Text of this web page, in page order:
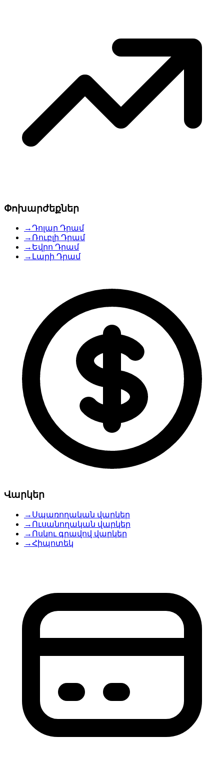
Փոխարժեքներ
→Դոլար Դրամ
→ Ռուբլի Դրամ
→ Եվրո Դրամ
→ Լարի Դրամ
Վարկեր
→ Սպառողական վարկեր
→ Ուսանողական վարկեր
→ Ոսկու գրավով վարկեր
→Հիպոտեկ